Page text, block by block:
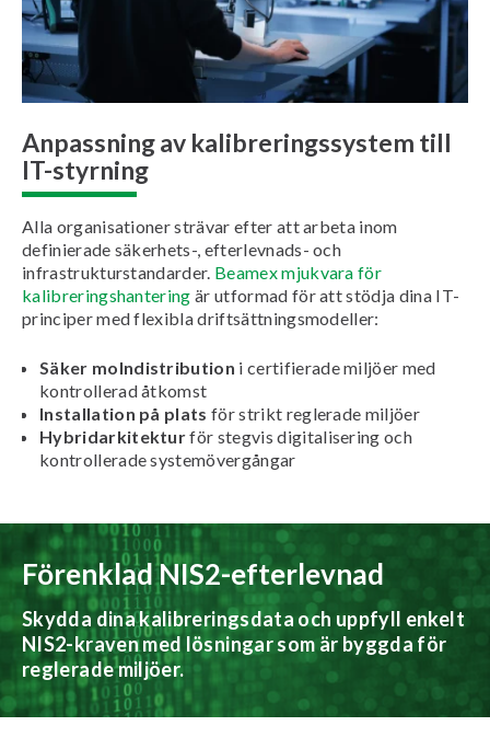
Anpassning av kalibreringssystem till
IT-styrning
Alla organisationer strävar efter att arbeta inom
definierade säkerhets-, efterlevnads- och
infrastrukturstandarder. Beamex mjukvara för
kalibreringshantering är utformad för att stödja dina IT-
principer med flexibla driftsättningsmodeller:
Säker molndistribution i certifierade miljöer med
kontrollerad åtkomst
Installation på plats för strikt reglerade miljöer
Hybridarkitekturför stegvis digitalisering och
kontrollerade systemövergångar
Förenklad NIS2-efterlevnad
Skydda dina kalibreringsdata och uppfyll enkelt
NIS2-kraven med lösningar som är byggda för
reglerade miljöer.